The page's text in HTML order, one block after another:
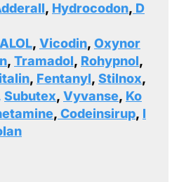
, Hydrocodon, D
, Vicodin, Oxynor
, Tramadol, Rohypnol,
, Fentanyl, Stilnox,
Subutex, Vyvanse, Ko
, Codeinsirup, l